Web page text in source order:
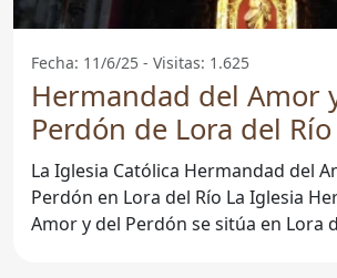
Fecha: 11/6/25 - Visitas: 1.625
Hermandad del Amor
Perdón de Lora del
Río
La Iglesia Católica Hermandad del
Perdón en Lora del Río La Iglesia Hermandad del
Amor y del Perdón se sitúa en Lora